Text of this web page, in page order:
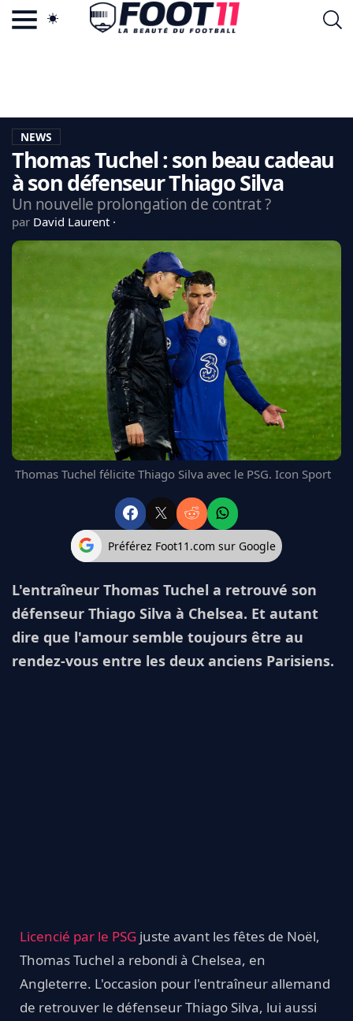
LA CHARTE
VIE PRIVÉE
CGU
CONTACTEZ-NOUS
MERCATO
CDM 2026
PSG
LIGUE 1
REAL MADRID
FC BARCELONE
MANCHESTER UNITED
CHELSEA
ARSENAL
BAYERN
L'AVIS DE LA RÉDAC'
NEWS
Thomas Tuchel : son beau cadeau
à son défenseur Thiago Silva
Un nouvelle prolongation de contrat ?
par David Laurent
Thomas Tuchel félicite Thiago Silva avec le PSG. Icon Sport
Préférez Foot11.com sur Google
L'entraîneur Thomas Tuchel a retrouvé son
défenseur Thiago Silva à Chelsea. Et autant
dire que l'amour semble toujours être au
rendez-vous entre les deux anciens Parisiens.
Licencié par le PSG juste avant les fêtes de Noël,
Thomas Tuchel a rebondi à Chelsea, en
Angleterre. L'occasion pour l'entraîneur allemand
de retrouver le défenseur Thiago Silva, lui aussi